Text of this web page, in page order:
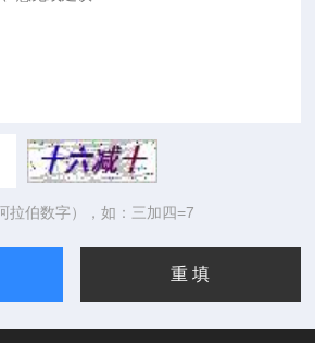
拉伯数字），如：三加四=7